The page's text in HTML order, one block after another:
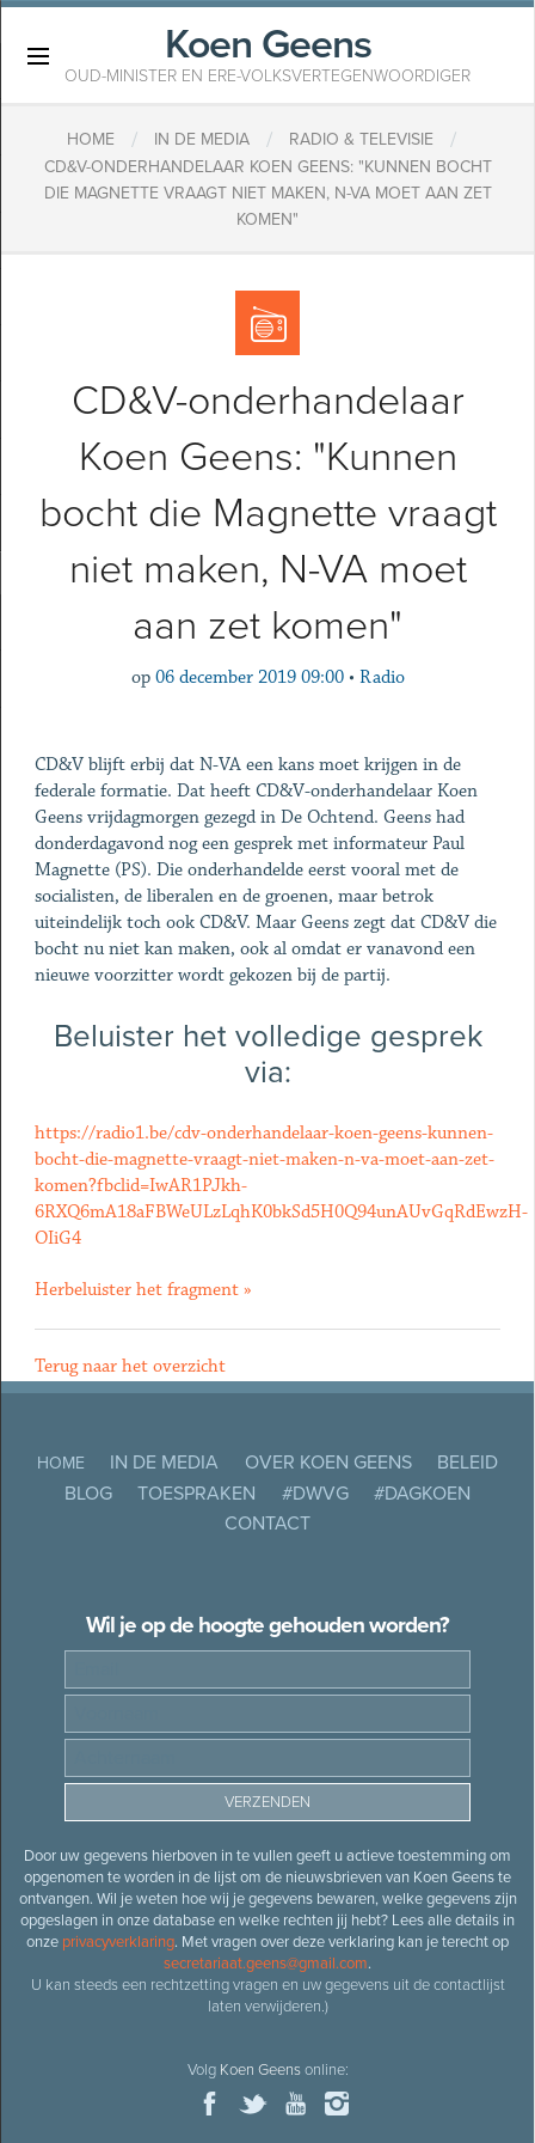
Koen Geens
OUD-MINISTER EN ERE-VOLKSVERTEGENWOORDIGER
HOME / IN DE MEDIA / RADIO & TELEVISIE /
CD&V-ONDERHANDELAAR KOEN GEENS: "KUNNEN BOCHT
DIE MAGNETTE VRAAGT NIET MAKEN, N-VA MOET AAN ZET
KOMEN"
CD&V-onderhandelaar
Koen Geens: "Kunnen
bocht die Magnette vraagt
niet maken, N-VA moet
aan zet komen"
op 06 december 2019 09:00 • Radio
CD&V blijft erbij dat N-VA een kans moet krijgen in de
federale formatie. Dat heeft CD&V-onderhandelaar Koen
Geens vrijdagmorgen gezegd in De Ochtend. Geens had
donderdagavond nog een gesprek met informateur Paul
Magnette (PS). Die onderhandelde eerst vooral met de
socialisten, de liberalen en de groenen, maar betrok
uiteindelijk toch ook CD&V. Maar Geens zegt dat CD&V die
bocht nu niet kan maken, ook al omdat er vanavond een
nieuwe voorzitter wordt gekozen bij de partij.
Beluister het volledige gesprek
via:
https://radio1.be/cdv-onderhandelaar-koen-geens-kunnen-
bocht-die-magnette-vraagt-niet-maken-n-va-moet-aan-zet-
komen?fbclid=IwAR1PJkh-
6RXQ6mA18aFBWeULzLqhK0bkSd5H0Q94unAUvGqRdEwzH-
OIiG4
Herbeluister het fragment »
Terug naar het overzicht
HOME IN DE MEDIA OVER KOEN GEENS
BELEID
BLOG
TOESPRAKEN #DWVG
#DAGKOEN
CONTACT
Wil je op de hoogte gehouden worden?
Door uw gegevens hierboven in te vullen geeft u actieve toestemming om
opgenomen te worden in de lijst om de nieuwsbrieven van Koen Geens te
ontvangen. Wil je weten hoe wij je gegevens bewaren, welke gegevens zijn
opgeslagen in onze database en welke rechten jij hebt? Lees alle details in
onze privacyverklaring. Met vragen over deze verklaring kan je terecht op
secretariaat.geens@gmail.com.
U kan steeds een rechtzetting vragen en uw gegevens uit de contactlijst
laten verwijderen.)
Volg Koen Geensonline: